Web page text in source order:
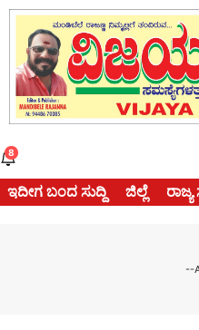
Skip
content
8
ಇದೀಗ ಬಂದ ಸುದ್ದಿ ಜಿಲ್ಲೆ ರಾಜ್ಯ
--